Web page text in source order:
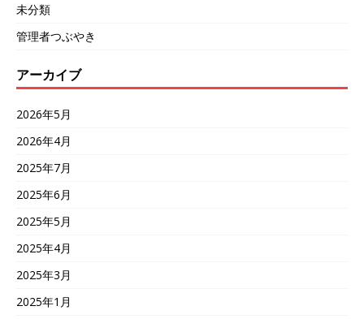
未分類
管理者つぶやき
アーカイブ
2026年5月
2026年4月
2025年7月
2025年6月
2025年5月
2025年4月
2025年3月
2025年1月